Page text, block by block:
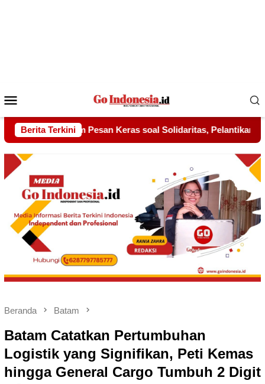
Mobile
Berita Terkini
Solidaritas, Pelantikan Sambang Gagak Hitam Jadi Sinyal
Beranda Batam
Batam Catatkan Pertumbuhan
Logistik yang Signifikan, Peti Kemas
hingga General Cargo Tumbuh 2 Digit